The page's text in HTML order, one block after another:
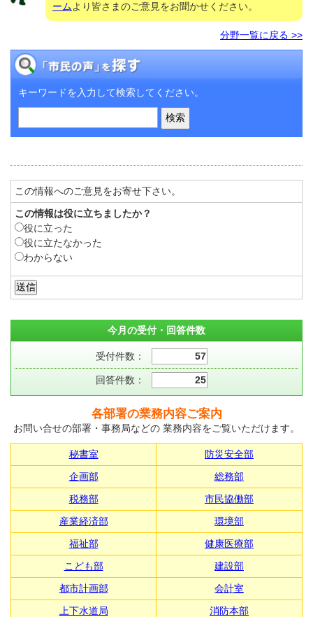
ームより皆さまのご意見をお聞かせください。
分野一覧に戻る >>
キーワードを入力して検索してください。
この情報へのご意見をお寄せ下さい。
この情報は役に立ちましたか？
役に立った
役に立たなかった
わからない
今月の受付・回答件数
受付件数： 57
回答件数： 25
各部署の業務内容ご案内
お問い合せの部署・事務局などの 業務内容をご覧いただけます。
秘書室
防災安全部
企画部
総務部
税務部
市民協働部
産業経済部
環境部
福祉部
健康医療部
こども部
建設部
都市計画部
会計室
上下水道局
消防本部